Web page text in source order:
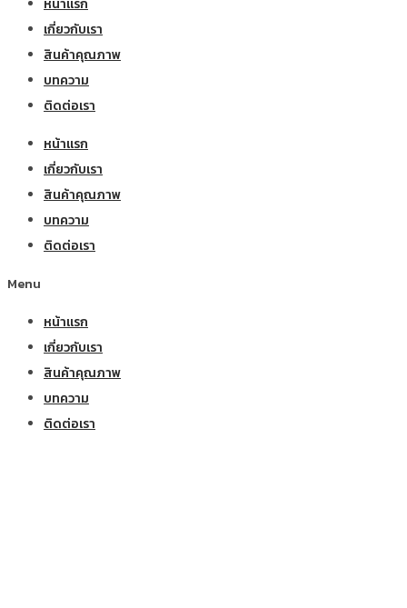
หน้าแรก
เกี่ยวกับเรา
สินค้าคุณภาพ
บทความ
ติดต่อเรา
หน้าแรก
เกี่ยวกับเรา
สินค้าคุณภาพ
บทความ
ติดต่อเรา
Menu
หน้าแรก
เกี่ยวกับเรา
สินค้าคุณภาพ
บทความ
ติดต่อเรา